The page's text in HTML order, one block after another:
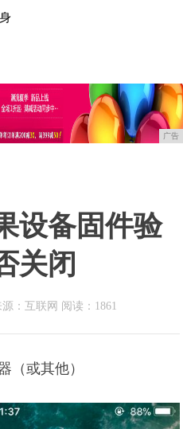
广告
设备固件验
关闭
源：互联网 阅读：1861
（或其他）